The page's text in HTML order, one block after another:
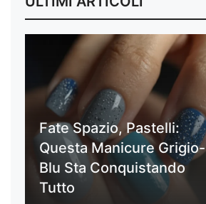
Fate Spazio, Pastelli:
Questa Manicure Grigio-
Blu Sta Conquistando
Tutto